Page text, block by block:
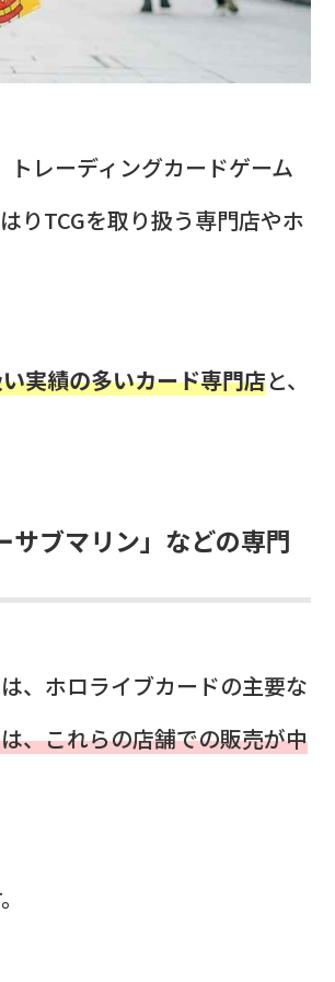
トレーディングカードゲーム
りTCGを取り扱う専門店やホ
実績の多いカード専門店と、
ブマリン」などの専門
、ホロライブカードの主要な
、これらの店舗での販売が中